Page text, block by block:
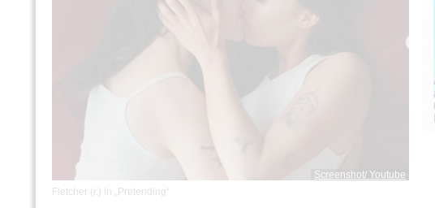
Screenshot/ Youtube
Fletcher (r.) in „Pretending“